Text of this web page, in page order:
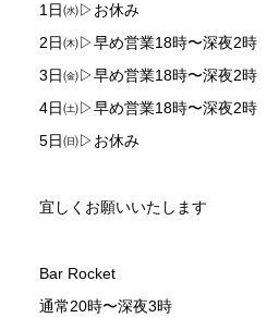
1日㈬▷お休み
2日㈭▷早め営業18時〜深夜2時
3日㈮▷早め営業18時〜深夜2時
4日㈯▷早め営業18時〜深夜2時
5日㈰▷お休み
宜しくお願いいたします
Bar Rocket
通常20時〜深夜3時